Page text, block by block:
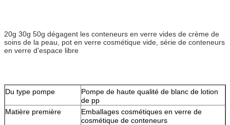
20g 30g 50g dégagent les conteneurs en verre vides de crème de
soins de la peau, pot en verre cosmétique vide, série de conteneurs
en verre d'espace libre
Du type pompe
Pompe de haute qualité de blanc de lotion
de pp
Matière première
Emballages cosmétiques en verre de
cosmétique de conteneurs